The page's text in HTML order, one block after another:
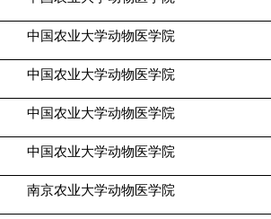
中国农业大学动物医学院
中国农业大学动物医学院
中国农业大学动物医学院
中国农业大学动物医学院
南京农业大学动物医学院